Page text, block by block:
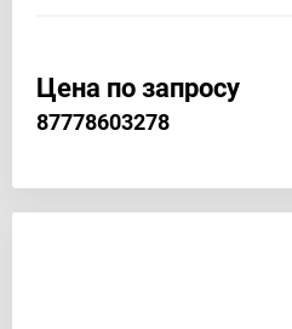
Цена по запросу
87778603278